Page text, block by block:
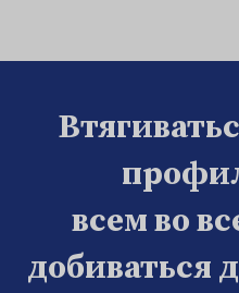
всем во
добиваться